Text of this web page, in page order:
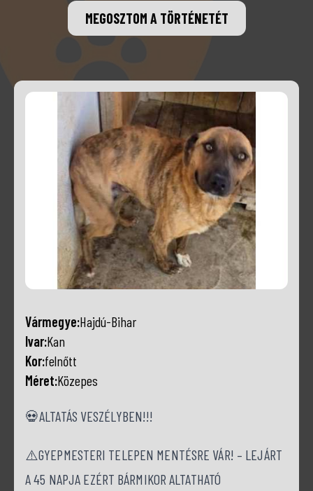
MEGOSZTOM A TÖRTÉNETÉT
Vármegye:Hajdú-Bihar
Ivar:Kan
Kor:felnőtt
Méret:Közepes
💀ALTATÁS VESZÉLYBEN!!!
⚠️GYEPMESTERI TELEPEN MENTÉSRE VÁR! – LEJÁRT
A 45 NAPJA EZÉRT BÁRMIKOR ALTATHATÓ